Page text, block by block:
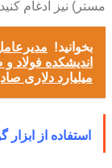
مستر) نیز ادغام
بخوانید!
میلیارد دلاری
استفاده از